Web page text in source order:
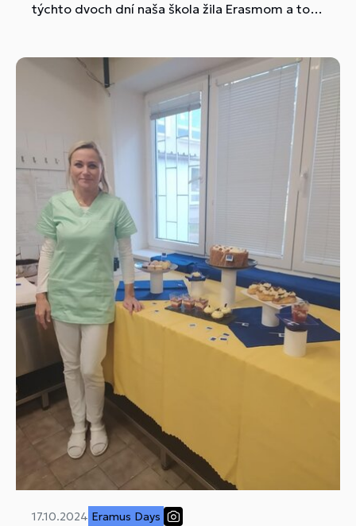
týchto dvoch dní naša škola žila Erasmom a to
kvapka krvi, súťaž v ping-pongu, prezentácie
zahraničných stáží a zapojili sme sa aj do
dobrovoľníckych aktivít Zelený Erasmus, swap
17.10.2024 Eramus Days